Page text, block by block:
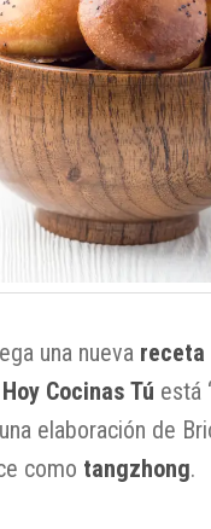
una nueva receta
Hoy Cocinas Tú está
elaboración de
como tangzhong.